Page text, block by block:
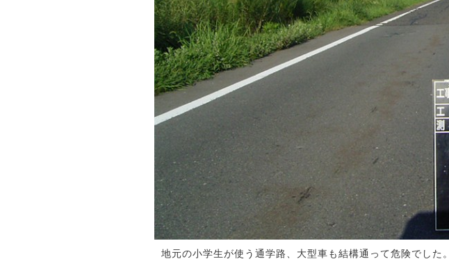
地元の小学生が使う通学路、大型車も結構通って危険でした。